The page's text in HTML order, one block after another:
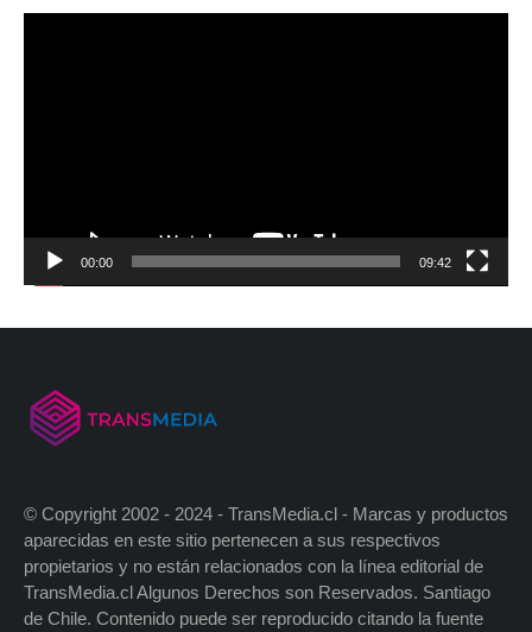
00:00 09:42
© Copyright 2002 - 2024 - TransMedia.cl - Marcas y productos
aparecidas en este sitio pertenecen a sus respectivos
propietarios y no están relacionados con la línea editorial de
TransMedia.cl Algunos Derechos son Reservados. Santiago
de Chile. Contenido puede ser reproducido citando la fuente